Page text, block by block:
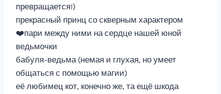
превращается!)
прекрасный принц со скверным характером
❤️пари между ними на сердце нашей юной
ведьмочки
бабуля-ведьма (немая и глухая, но умеет
общаться с помощью магии)
её любимец кот, конечно же, та ещё шкода